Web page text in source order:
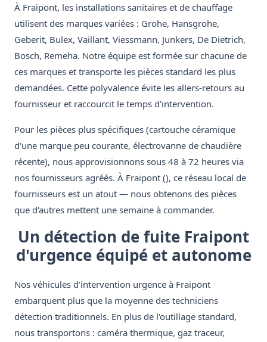
À Fraipont, les installations sanitaires et de chauffage
utilisent des marques variées : Grohe, Hansgrohe,
Geberit, Bulex, Vaillant, Viessmann, Junkers, De Dietrich,
Bosch, Remeha. Notre équipe est formée sur chacune de
ces marques et transporte les pièces standard les plus
demandées. Cette polyvalence évite les allers-retours au
fournisseur et raccourcit le temps d'intervention.
Pour les pièces plus spécifiques (cartouche céramique
d'une marque peu courante, électrovanne de chaudière
récente), nous approvisionnons sous 48 à 72 heures via
nos fournisseurs agréés. À Fraipont (), ce réseau local de
fournisseurs est un atout — nous obtenons des pièces
que d'autres mettent une semaine à commander.
Un détection de fuite Fraipont
d'urgence équipé et autonome
Nos véhicules d'intervention urgence à Fraipont
embarquent plus que la moyenne des techniciens
détection traditionnels. En plus de l'outillage standard,
nous transportons : caméra thermique, gaz traceur,